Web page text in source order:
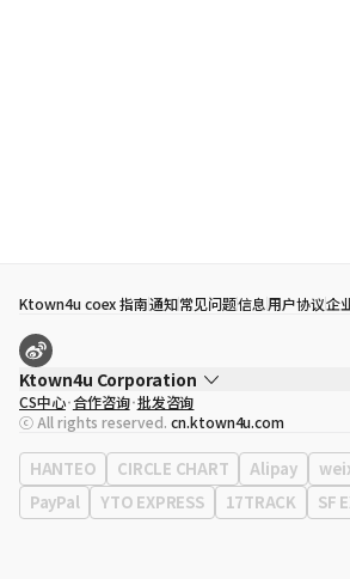
Ktown4u coex 指南通知常见问题信息用户协议企
Ktown4u Corporation
代表
宋効珉
营业执照 120-87-71116
公司地址 首尔特别市 江南区 岭东大路 513号 3楼 （
CS中心 合作咨询 批发咨询
ⓒ All rights reserved. cn.ktown4u.com
HANTEO CIRCLE CHART Alipay
PayPal
YTO EXPRESS 17TRACK SF